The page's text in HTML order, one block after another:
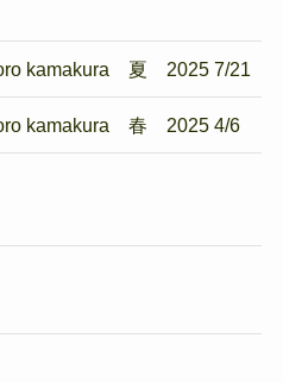
kamakura 夏 2025 7/21
kamakura 春 2025 4/6